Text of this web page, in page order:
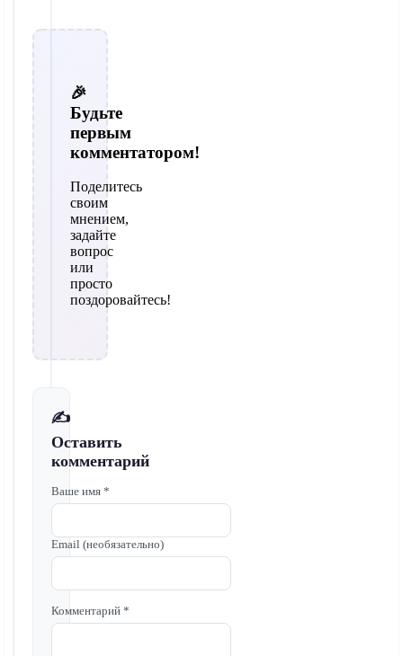
🎉
Будьте
первым
комментатором!
Поделитесь
своим
мнением,
задайте
вопрос
или
просто
поздоровайтесь!
✍️
Оставить
комментарий
Ваше имя *
Email (необязательно)
Комментарий *